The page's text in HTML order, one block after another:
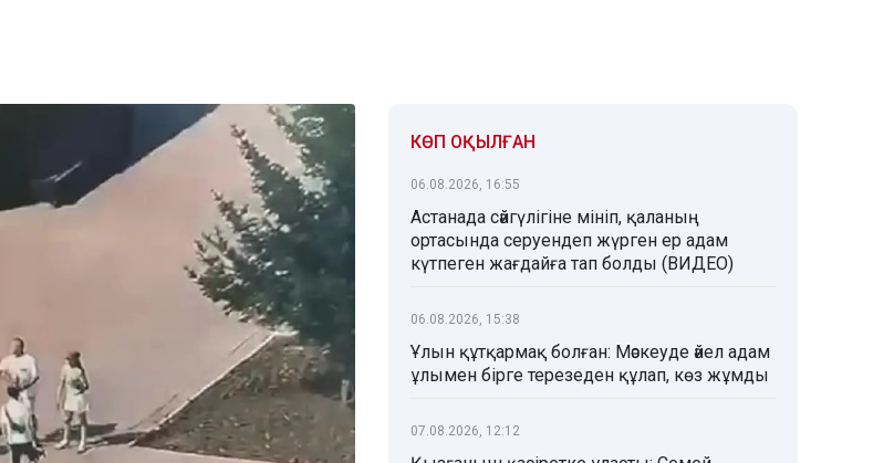
КӨП ОҚЫЛҒАН
06.08.2026, 16:55
Астанада сәйгүлігіне мініп, қаланың
ортасында серуендеп жүрген ер адам
күтпеген жағдайға тап болды (ВИДЕО)
06.08.2026, 15:38
Ұлын құтқармақ болған: Мәскеуде әйел адам
ұлымен бірге терезеден құлап, көз жұмды
07.08.2026, 12:12